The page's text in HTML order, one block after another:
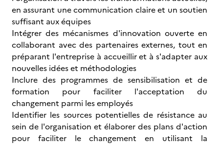
en assurant une communication claire et un soutien
suffisant aux équipes
Intégrer des mécanismes d'innovation ouverte en
collaborant avec des partenaires externes, tout en
préparant l'entreprise à accueillir et à s'adapter aux
nouvelles idées et méthodologies
Inclure des programmes de sensibilisation et de
formation pour faciliter l'acceptation du
changement parmi les employés
Identifier les sources potentielles de résistance au
sein de l'organisation et élaborer des plans d'action
pour faciliter le changement en utilisant la